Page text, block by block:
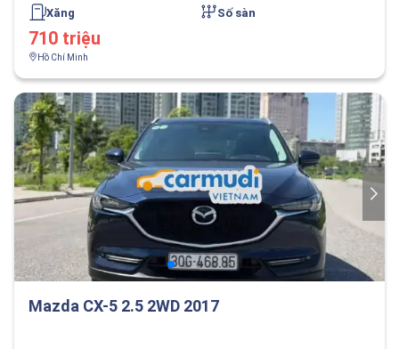
Xăng Số sàn
710 triệu
Hồ Chí Minh
Mazda CX-5 2.5 2WD 2017